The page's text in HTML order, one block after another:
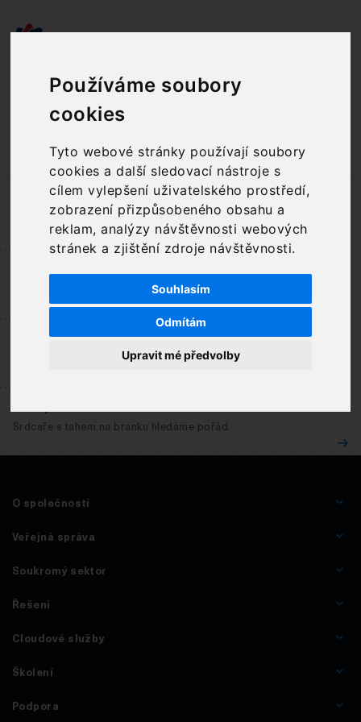
Používáme soubory
cookies
Tyto webové stránky používají soubory
cookies a další sledovací nástroje s
cílem vylepšení uživatelského prostředí,
zobrazení přizpůsobeného obsahu a
reklam, analýzy návštěvnosti webových
stránek a zjištění zdroje návštěvnosti.
Souhlasím
Odmítám
Upravit mé předvolby
Produkt nebyl v DB dle dané url dohledán.
Zkontrolujte prosím atribut "URL" v administraci
Napište nám a zjistěte, co pro vás můžeme udělat
Školení
Prohlédněte si nabídku našich vzdělávacích aktivit
Metodický portál
Objevte legislativu, metodiku a návody
Srdcaře s tahem na branku hledáme pořád
O společnosti
Veřejná správa
Soukromý sektor
Řešení
Cloudové služby
Školení
Podpora